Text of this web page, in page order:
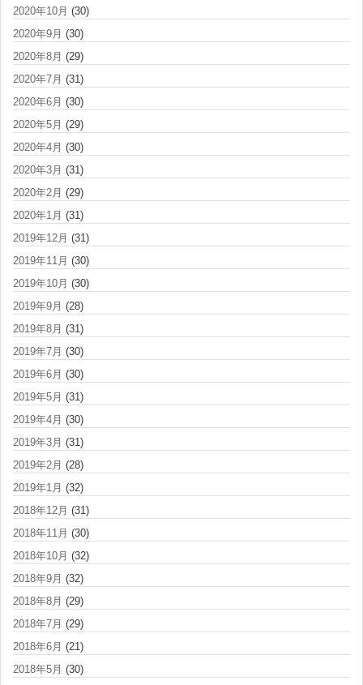
2020年10月 (30)
2020年9月 (30)
2020年8月 (29)
2020年7月 (31)
2020年6月 (30)
2020年5月 (29)
2020年4月 (30)
2020年3月 (31)
2020年2月 (29)
2020年1月 (31)
2019年12月 (31)
2019年11月 (30)
2019年10月 (30)
2019年9月 (28)
2019年8月 (31)
2019年7月 (30)
2019年6月 (30)
2019年5月 (31)
2019年4月 (30)
2019年3月 (31)
2019年2月 (28)
2019年1月 (32)
2018年12月 (31)
2018年11月 (30)
2018年10月 (32)
2018年9月 (32)
2018年8月 (29)
2018年7月 (29)
2018年6月 (21)
2018年5月 (30)